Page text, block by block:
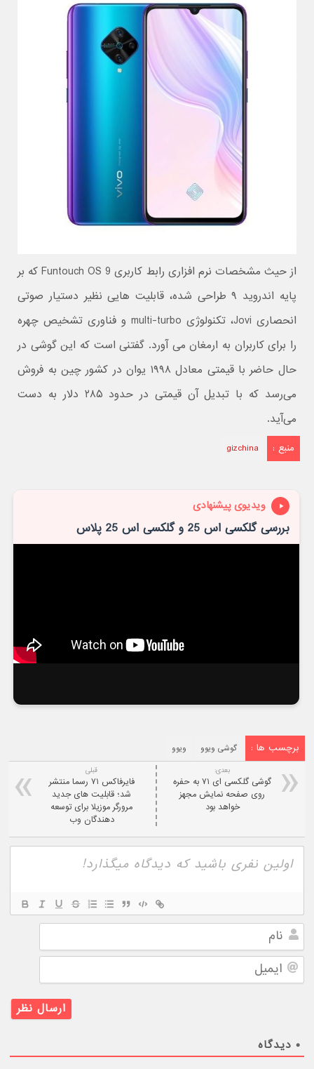
از حیث مشخصات نرم افزاری رابط کاربری Funtouch OS 9 که بر
پایه اندروید ۹ طراحی شده، قابلیت هایی نظیر دستیار صوتی
انحصاری Jovi، تکنولوژی multi-turbo و فناوری تشخیص چهره
را برای کاربران به ارمغان می آورد. گفتنی است که این گوشی در
حال حاضر با قیمتی معادل ۱۹۹۸ یوان در کشور چین به فروش
می‌رسد که با تبدیل آن قیمتی در حدود ۲۸۵ دلار به دست
می‌آید.
منبع : gizchina
ویدیوی پیشنهادی
بررسی گلکسی اس 25 و گلکسی اس 25 پلاس
برچسب ها : گوشی ویوو ویوو
قبلی
فایرفاکس ۷۱ رسما منتشر
شد؛ قابلیت های جدید
مرورگر موزیلا برای توسعه
دهندگان وب
بعدی:
گوشی گلکسی ای ۷۱ به حفره
روی صفحه نمایش مجهز
خواهد بود
نام
ایمیل
۰ دیدگاه